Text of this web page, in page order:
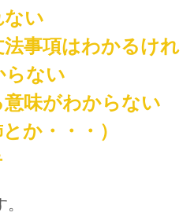
ない
法事項はわかるけれ
らない
意味がわからない
か・・・）